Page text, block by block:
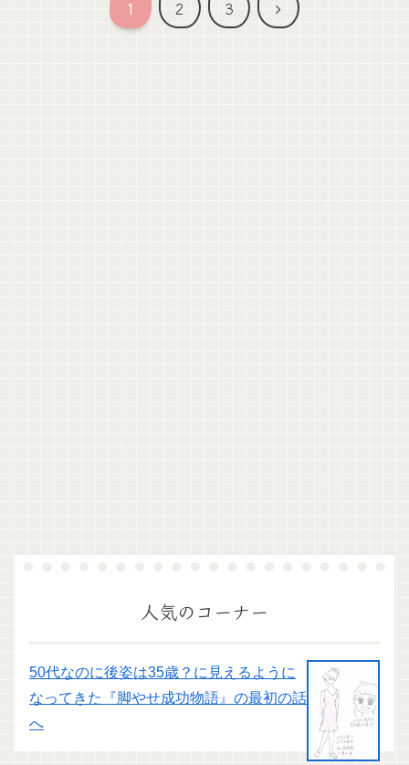
1 2 3
次
人気のコーナー
50代なのに後姿は35歳？に見えるように
なってきた『脚やせ成功物語』の最初の話
へ